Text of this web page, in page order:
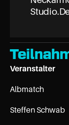
Veranstalter
Albmatch
Steffen Schwab